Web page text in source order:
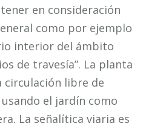
en consideración
como por ejemplo
interior del ámbito
de travesía”. La planta
libre de
el jardín como
La señalítica viaria es